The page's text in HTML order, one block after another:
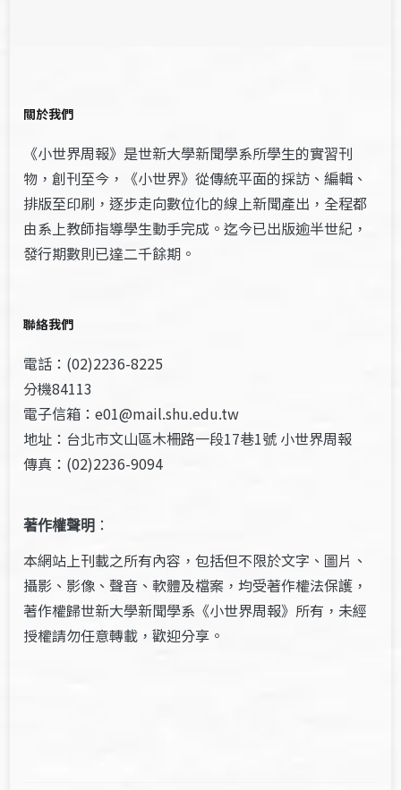
關於我們
《小世界周報》是世新大學新聞學系所學生的實習刊
物，創刊至今，《小世界》從傳統平面的採訪、編輯、
排版至印刷，逐步走向數位化的線上新聞產出，全程都
由系上教師指導學生動手完成。迄今已出版逾半世紀，
發行期數則已達二千餘期。
聯絡我們
電話：(02)2236-8225
分機84113
電子信箱：e01@mail.shu.edu.tw
地址：台北市文山區木柵路一段17巷1號 小世界周報
傳真：(02)2236-9094
著作權聲明 ：
本網站上刊載之所有內容，包括但不限於文字、圖片、
攝影、影像、聲音、軟體及檔案，均受著作權法保護，
著作權歸世新大學新聞學系《小世界周報》所有，未經
授權請勿任意轉載，歡迎分享。